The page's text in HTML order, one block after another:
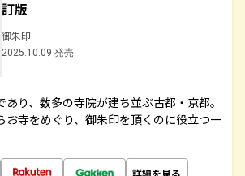
訂版
御朱印
2025.10.09 発売
り、数多の寺院が建ち並ぶ古都・京都。
お寺をめぐり、御朱印を頂くのに役立つ一
詳細を見る